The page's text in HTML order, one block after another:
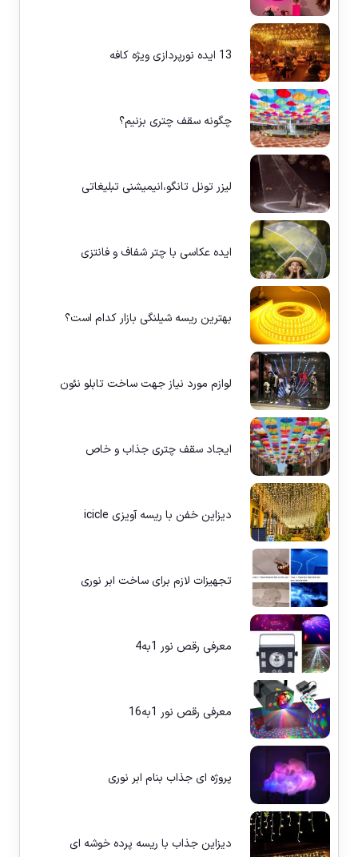
13 ایده نورپردازی ویژه کافه
چگونه سقف چتری بزنیم؟
لیزر تونل تانگو،انیمیشنی تبلیغاتی
ایده عکاسی با چتر شفاف و فانتزی
بهترین ریسه شیلنگی بازار کدام است؟
لوازم مورد نیاز جهت ساخت تابلو نئون
ایجاد سقف چتری جذاب و خاص
دیزاین خفن با ریسه آویزی icicle
تجهیزات لازم برای ساخت ابر نوری
معرفی رقص نور 1به4
معرفی رقص نور 1به16
پروژه ای جذاب بنام ابر نوری
دیزاین جذاب با ریسه پرده خوشه ای